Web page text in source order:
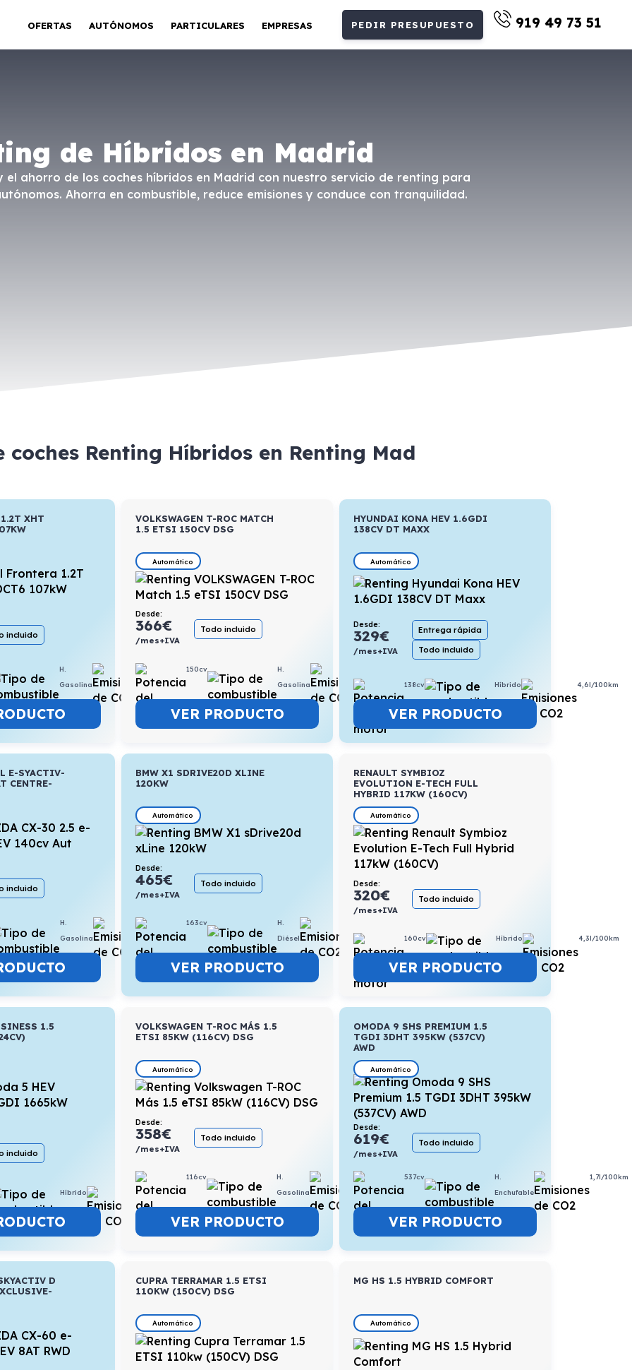
OFERTAS AUTÓNOMOS PARTICULARES EMPRESAS PEDIR PRESUPUESTO 919 49 73 51
de Híbridos en Madrid
ahorro de los coches híbridos en Madrid con nuestro servicio de renting para
Ahorra en combustible, reduce emisiones y conduce con tranquilidad.
coches Renting Híbridos en Renting Mad
XHT
incluido
H.
Gasolina
5,3l/100km
VOLKSWAGEN T-ROC MATCH
1.5 ETSI 150CV DSG
Automático
Desde:
366€
/mes+IVA
Todo incluido
150cv
H.
Gasolina
VER PRODUCTO
HYUNDAI KONA HEV 1.6GDI
138CV DT MAXX
Automático
Desde:
329€
/mes+IVA
Entrega rápida
Todo incluido
138cv Híbrido 4,6l/100km
VER PRODUCTO
E-SYACTIV-
CENTRE-
incluido
H.
Gasolina
BMW X1 SDRIVE20D XLINE
120KW
Automático
Desde:
465€
/mes+IVA
Todo incluido
163cv
H.
Diésel
VER PRODUCTO
RENAULT SYMBIOZ
EVOLUTION E-TECH FULL
HYBRID 117KW (160CV)
Automático
Desde:
320€
/mes+IVA
Todo incluido
160cv Híbrido 4,3l/100km
VER PRODUCTO
1.5
incluido
Híbrido 5,4l/100km
VOLKSWAGEN T-ROC MÁS 1.5
ETSI 85KW (116CV) DSG
Automático
Desde:
358€
/mes+IVA
Todo incluido
116cv
H.
Gasolina
5,6l/100km
VER PRODUCTO
OMODA 9 SHS PREMIUM 1.5
TGDI 3DHT 395KW (537CV)
AWD
Automático
Desde:
619€
/mes+IVA
Todo incluido
537cv
H.
Enchufable
1,7l/100km
VER PRODUCTO
D
CUPRA TERRAMAR 1.5 ETSI
110KW (150CV) DSG
Automático
MG HS 1.5 HYBRID COMFORT
Automático